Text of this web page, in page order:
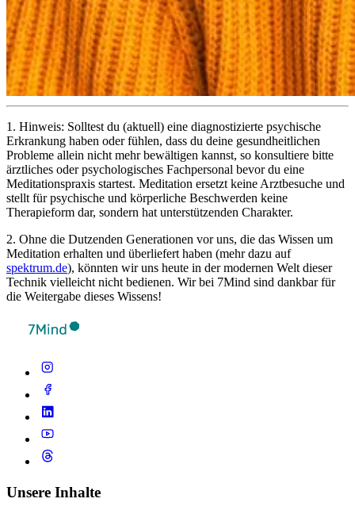
1. Hinweis: Solltest du (aktuell) eine diagnostizierte psychische
Erkrankung haben oder fühlen, dass du deine gesundheitlichen
Probleme allein nicht mehr bewältigen kannst, so konsultiere bitte
ärztliches oder psychologisches Fachpersonal bevor du eine
Meditationspraxis startest. Meditation ersetzt keine Arztbesuche und
stellt für psychische und körperliche Beschwerden keine
Therapieform dar, sondern hat unterstützenden Charakter.
2. Ohne die Dutzenden Generationen vor uns, die das Wissen um
Meditation erhalten und überliefert haben (mehr dazu auf
spektrum.de), könnten wir uns heute in der modernen Welt dieser
Technik vielleicht nicht bedienen. Wir bei 7Mind sind dankbar für
die Weitergabe dieses Wissens!
Unsere Inhalte